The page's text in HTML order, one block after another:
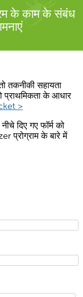
के काम के संबंध
तकनीकी सहायता
प्राथमिकता के आधार
>
दिए गए फॉर्म को
प्रोग्राम के बारे में